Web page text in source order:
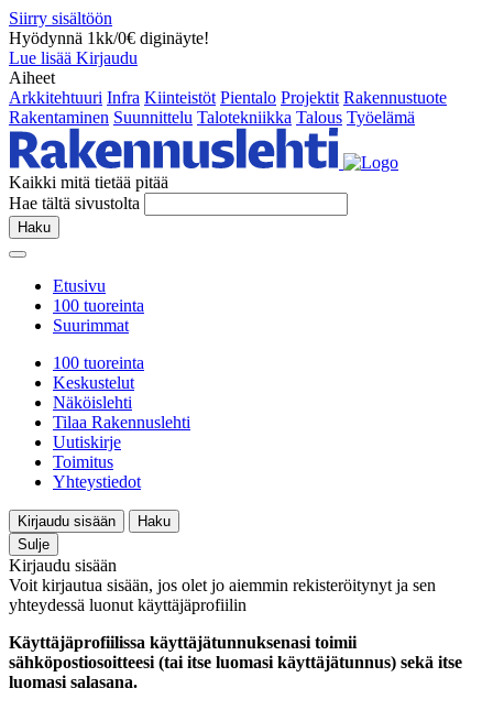
Siirry sisältöön
Hyödynnä 1kk/0€ diginäyte!
Lue lisää Kirjaudu
Aiheet
Arkkitehtuuri Infra Kiinteistöt Pientalo Projektit Rakennustuote
Rakentaminen Suunnittelu Talotekniikka Talous Työelämä
Kaikki mitä tietää pitää
Hae tältä sivustolta
Haku
Etusivu
100 tuoreinta
Suurimmat
100 tuoreinta
Keskustelut
Näköislehti
Tilaa Rakennuslehti
Uutiskirje
Toimitus
Yhteystiedot
Kirjaudu sisään
Haku
Sulje
Kirjaudu sisään
Voit kirjautua sisään, jos olet jo aiemmin rekisteröitynyt ja sen
yhteydessä luonut käyttäjäprofiilin
Käyttäjäprofiilissa käyttäjätunnuksenasi toimii
sähköpostiosoitteesi (tai itse luomasi käyttäjätunnus) sekä itse
luomasi salasana.